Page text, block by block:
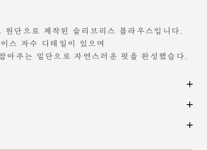
원단으로 제작된 슬리브리스 블라우스입니다.
스 자수 디테일이 있으며
아주는 밑단으로 자연스러운 핏을 완성했습다.
평균치수로 재는 방법과 위치에 따라 1~3cm
(치수단위 : cm)